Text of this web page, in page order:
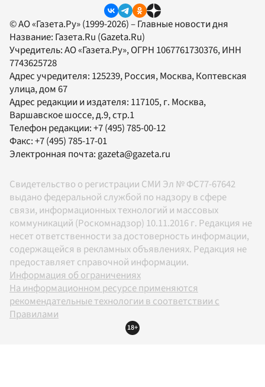
© АО «Газета.Ру» (1999-2026) – Главные новости дня
Название: Газета.Ru (Gazeta.Ru)
Учредитель:АО «Газета.Ру», ОГРН 1067761730376, ИНН
7743625728
Адрес учредителя: 125239, Россия, Москва, Коптевская
улица, дом 67
Адрес редакции и издателя: 117105, г. Москва,
Варшавское шоссе, д.9, стр.1
Телефон редакции:+7 (495) 785-00-12
Факс:+7 (495) 785-17-01
Электронная почта:gazeta@gazeta.ru
Свидетельство о регистрации СМИ Эл № ФС77-67642
выдано федеральной службой по надзору в сфере
связи, информационных технологий и массовых
коммуникаций (Роскомнадзор) 10.11.2016 г. Редакция не
несет ответственности за достоверность информации,
содержащейся в рекламных объявлениях. Редакция не
предоставляет справочной информации.
Информация об ограничениях
На информационном ресурсе применяются
рекомендательные технологии в соответствии с
Правилами
18+